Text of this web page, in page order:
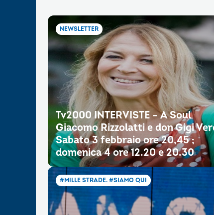
NEWSLETTER
Tv2000 INTERVISTE – A Soul
Giacomo Rizzolatti e don Gigi
Sabato 3 febbraio ore 20,45 ;
domenica 4 ore 12.20 e 20.30
#MILLE STRADE. #SIAMO QUI